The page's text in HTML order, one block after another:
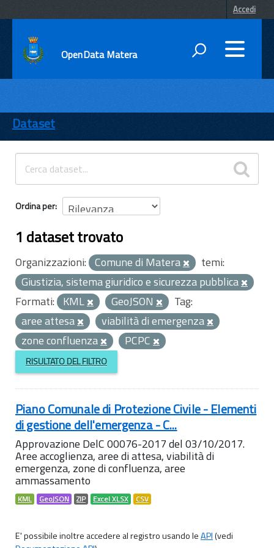
Accedi
OpenData Matera
ENTI
TEMI
INFORMAZIONI
Dataset
Ordina per
1 dataset trovato
Organizzazioni: Comune di Matera
temi:
Giustizia, sistema giuridico e sicurezza pubblica
Formati: KML GeoJSON
Tag:
aree attesa
viabilità di emergenza
zone confluenza
PCPC
RISULTATO DEL FILTRO
Piano Comunale di Protezione Civile - Elementi
di gestione dell'emergenza - C...
Approvazione DelC 00076-2017 del 03/10/2017.
Aree accoglienza, aree di attesa, viabilità di
emergenza, zone di confluenza, aree
ammassamento
KML GeoJSON ZIP Excel XLSX CSV
E' possibile inoltre accedere al registro usando leAPI(vedi